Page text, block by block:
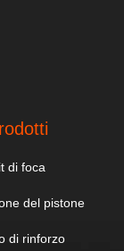
di foca
del pistone
di rinforzo